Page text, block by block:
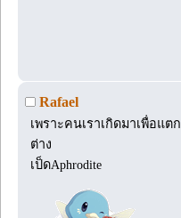
Rafael
เพราะคนเราเกิดมาเพื่อแตก
ต่าง
เป็ดAphrodite